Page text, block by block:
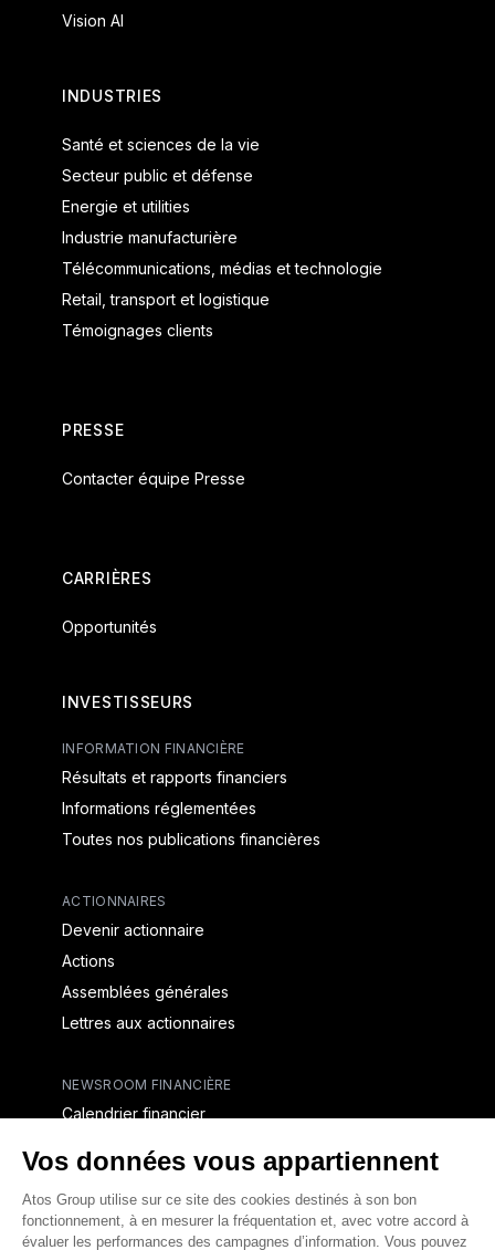
Vision AI
INDUSTRIES
Santé et sciences de la vie
Secteur public et défense
Energie et utilities
Industrie manufacturière
Télécommunications, médias et technologie
Retail, transport et logistique
Témoignages clients
PRESSE
Contacter équipe Presse
CARRIÈRES
Opportunités
INVESTISSEURS
INFORMATION FINANCIÈRE
Résultats et rapports financiers
Informations réglementées
Toutes nos publications financières
ACTIONNAIRES
Devenir actionnaire
Actions
Assemblées générales
Lettres aux actionnaires
NEWSROOM FINANCIÈRE
Calendrier financier
CAPITAL & DETTE
Structure financière